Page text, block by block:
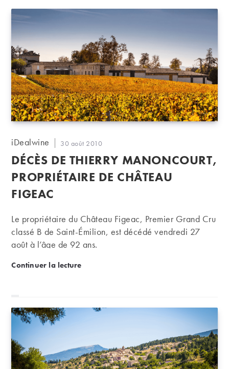
Auteur/autrice
la
publication :
iDealwine
Publication
publiée :
30 août 2010
DÉCÈS DE THIERRY MANONCOURT,
PROPRIÉTAIRE DE CHÂTEAU
FIGEAC
Le propriétaire du Château Figeac, Premier Grand Cru
classé B de Saint-Émilion, est décédé vendredi 27
août à l’âge de 92 ans.
Continuer la lectureDécès de Thierry Manoncourt, propriétaire de